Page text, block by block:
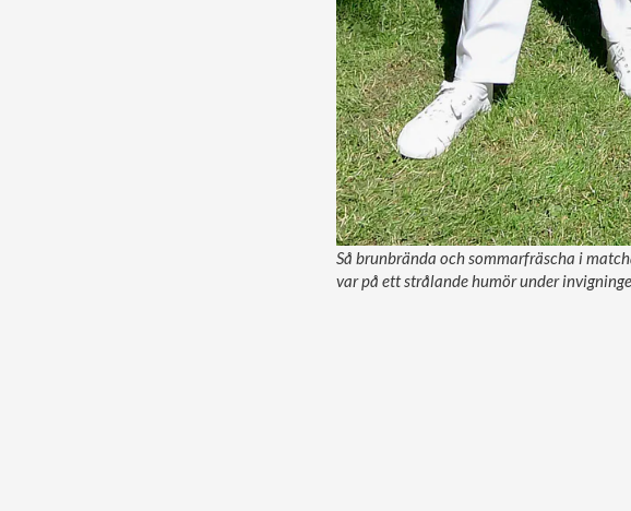
Så brunbrända och sommarfräscha i
var på ett strålande humör under